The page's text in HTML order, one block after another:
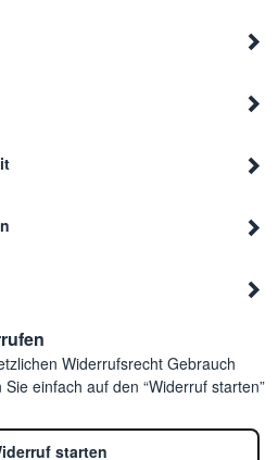
Widerrufsrecht Gebrauch
einfach auf den “Widerruf starten”
starten